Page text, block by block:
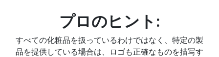
プロのヒント:
すべての化粧品を扱っているわけではなく、特定の製
品を提供している場合は、ロゴも正確なものを描写す